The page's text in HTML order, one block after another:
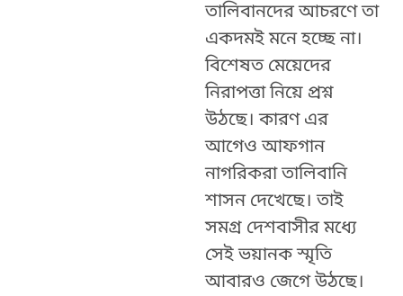
তালিবানদের আচরণে তা
একদমই মনে হচ্ছে না।
বিশেষত মেয়েদের
নিরাপত্তা নিয়ে প্রশ্ন
উঠছে। কারণ এর
আগেও আফগান
নাগরিকরা তালিবানি
শাসন দেখেছে। তাই
সমগ্র দেশবাসীর মধ্যে
সেই ভয়ানক স্মৃতি
আবারও জেগে উঠছে।